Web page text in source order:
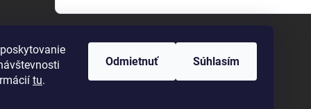
tu.
Odmietnuť Súhlasím
Prihlásiť sa